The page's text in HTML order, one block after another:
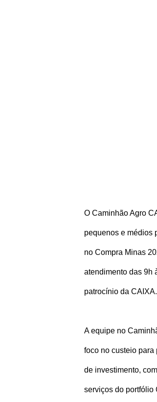
O Caminhão Agro
pequenos e médios
no Compra Minas
atendimento das 9h
patrocínio da CAIXA.
A equipe no
foco no custeio
de investimento,
serviços do portfólio